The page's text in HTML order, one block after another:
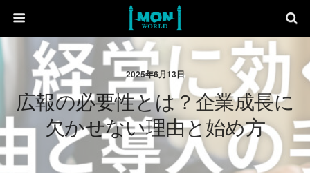
2025年6月13日
広報の必要性とは？企業成長に
欠かせない理由と始め方